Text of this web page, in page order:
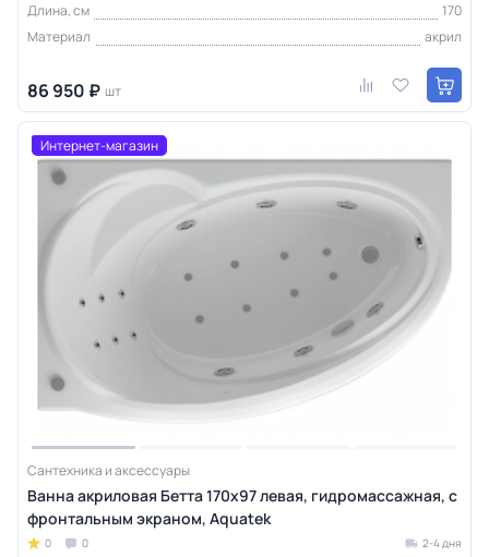
Длина, см
170
Материал
акрил
86 950 ₽ шт
Интернет-магазин
Сантехника и аксессуары
Ванна акриловая Бетта 170х97 левая, гидромассажная, с
фронтальным экраном, Aquatek
0 0 2-4 дня